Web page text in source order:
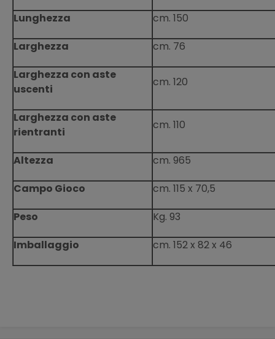
Lunghezza
cm. 150
Larghezza
cm. 76
Larghezza con aste
uscenti
cm. 120
Larghezza con aste
rientranti
cm. 110
Altezza
cm. 965
Campo Gioco
cm. 115 x 70,5
Peso
Kg. 93
Imballaggio
cm. 152 x 82 x 46